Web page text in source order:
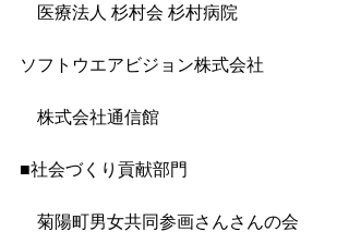
医療法人 杉村会 杉村病院
ソフトウエアビジョン株式会社
株式会社通信館
■社会づくり貢献部門
菊陽町男女共同参画さんさんの会